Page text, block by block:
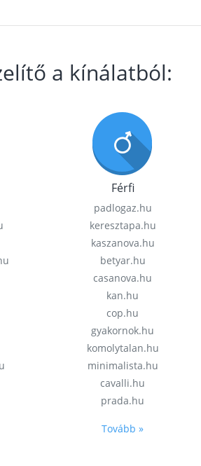
a kínálatból:
Férfi
padlogaz.hu
keresztapa.hu
kaszanova.hu
betyar.hu
casanova.hu
kan.hu
cop.hu
gyakornok.hu
komolytalan.hu
minimalista.hu
cavalli.hu
prada.hu
Tovább »